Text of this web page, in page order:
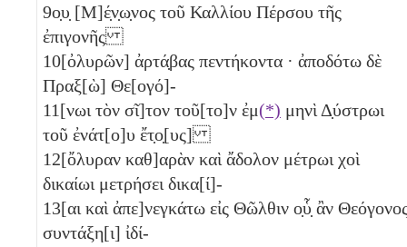
9ο̣υ̣ [Μ]έ̣ν̣ω̣νος τοῦ Καλλίου Πέρσου τῆς
ἐπιγονῆς
10[ὀλυρῶν] ἀρτά̣βας πεντήκοντα · ἀποδότω δὲ
Πραξ[ὼ] Θε[ογό]-
11[νωι τὸν σῖ]τον τοῦ[το]ν ἐμ(*) μηνὶ Δ̣ύστρωι
τοῦ ἐνάτ[ο]υ ἔτ̣ο̣[υς]
12[ὄλυραν καθ]αρὰν καὶ ἄδολον μέτρωι χοὶ
δικαίωι μετρήσει δικα[ί]-
13[αι καὶ ἀπε]νεγκάτω εἰς Θῶλθιν ο̣ὗ̣ ἂν
συντάξη[ι] ἰδί-